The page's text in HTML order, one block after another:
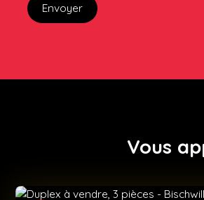
Envoyer
Vous